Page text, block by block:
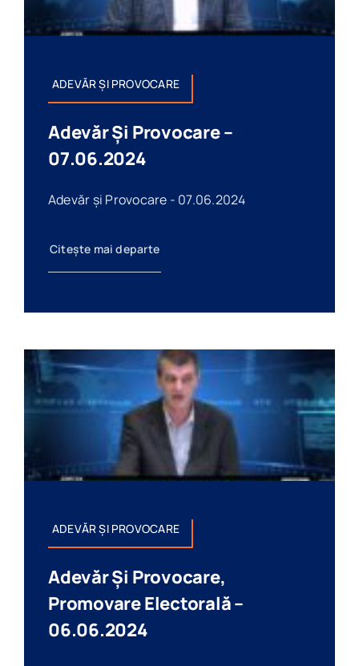
ADEVĂR ȘI PROVOCARE
Adevăr Și Provocare –
07.06.2024
Adevăr și Provocare - 07.06.2024
Citește mai departe
ADEVĂR ȘI PROVOCARE
Adevăr Și Provocare,
Promovare Electorală –
06.06.2024